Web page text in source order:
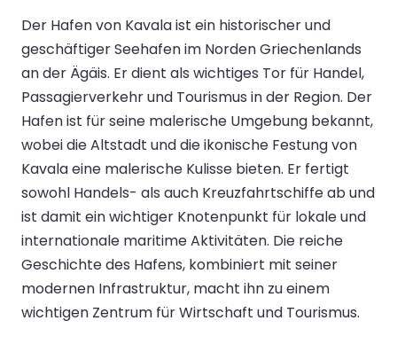
Der Hafen von Kavala ist ein historischer und
geschäftiger Seehafen im Norden Griechenlands
an der Ägäis. Er dient als wichtiges Tor für Handel,
Passagierverkehr und Tourismus in der Region. Der
Hafen ist für seine malerische Umgebung bekannt,
wobei die Altstadt und die ikonische Festung von
Kavala eine malerische Kulisse bieten. Er fertigt
sowohl Handels- als auch Kreuzfahrtschiffe ab und
ist damit ein wichtiger Knotenpunkt für lokale und
internationale maritime Aktivitäten. Die reiche
Geschichte des Hafens, kombiniert mit seiner
modernen Infrastruktur, macht ihn zu einem
wichtigen Zentrum für Wirtschaft und Tourismus.